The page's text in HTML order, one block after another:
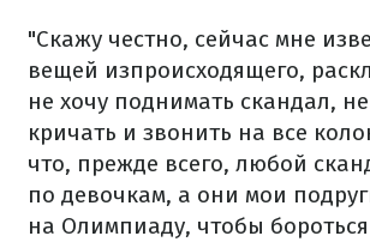
"Скажу честно, сейчас мне
вещей изпроисходящего,
не хочу поднимать скандал,
кричать и звонить на все
что, прежде всего, любой
по девочкам, а они мои
на Олимпиаду, чтобы